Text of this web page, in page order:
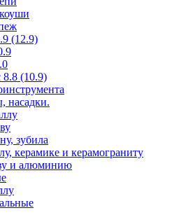
(12.9)
(10.9)
насадки.
зубила
керамике и керамограниту
и алюминию